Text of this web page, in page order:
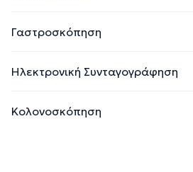
Γαστροσκόπηση
Ηλεκτρονική Συνταγογράφηση
Κολονοσκόπηση